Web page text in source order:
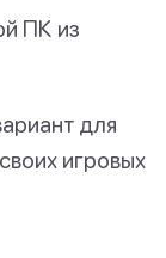
ПК из
для
игровых